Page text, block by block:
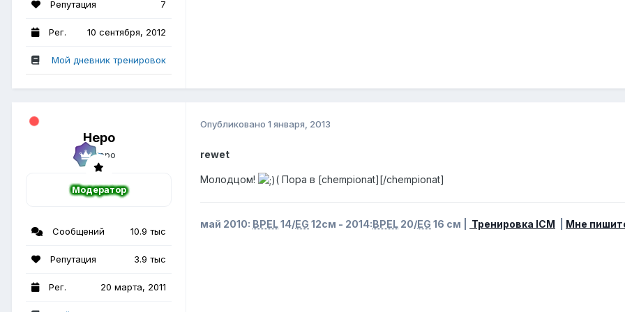
Репутация 7
Рег. 10 сентября, 2012
Мой дневник тренировок
Неро
Модератор
Сообщений 10.9 тыс
Репутация 3.9 тыс
Рег. 20 марта, 2011
Опубликовано 1 января, 2013
rewet
Молодцом! ( Пора в [chempionat][/chempionat]
май 2010: BPEL14/EG 12см - 2014:BPEL 20/EG 16 см | Тренировка ICM Мне